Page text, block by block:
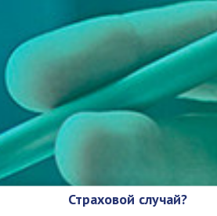
Страховой случай?